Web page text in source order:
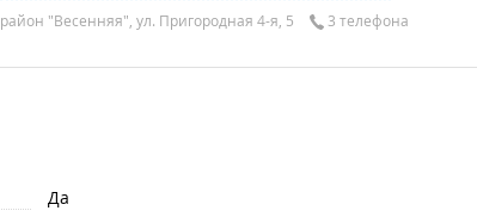
район "Весенняя", ул. Пригородная 4-я, 5 3 телефона
Да